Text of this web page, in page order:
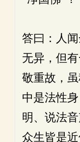
答曰：人
无异，但
敬重故，
中是法性
明、说法
众生皆是